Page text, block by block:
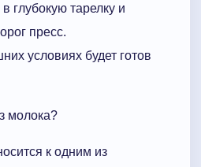
глубокую тарелку и
пресс.
условиях будет готов
молока?
к одним из